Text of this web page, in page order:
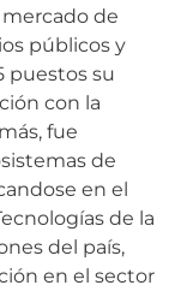
de
públicos y
puestos su
con la
fue
de
en el
de la
del país,
en el sector